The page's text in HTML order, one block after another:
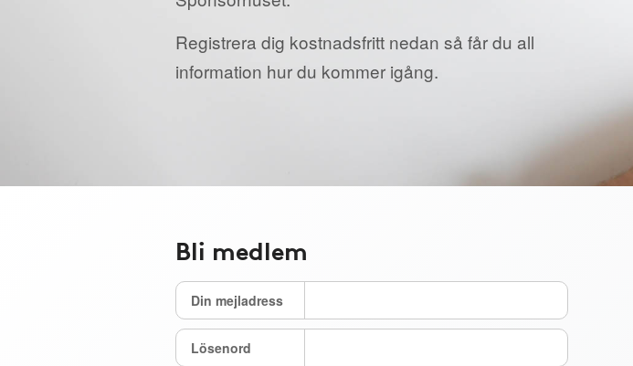
Registrera dig kostnadsfritt nedan så får du all
information hur du kommer igång.
Bli medlem
Din mejladress
Lösenord